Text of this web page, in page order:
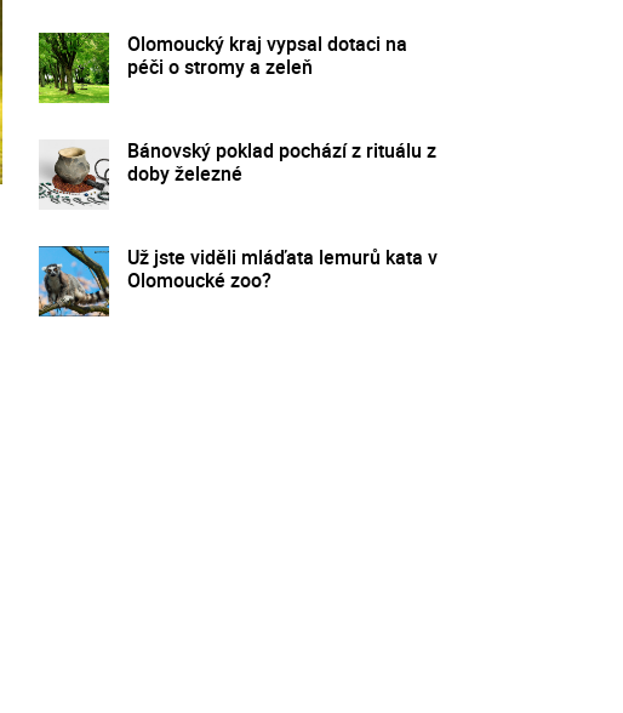
Olomoucký kraj vypsal dotaci na
péči o stromy a zeleň
Bánovský poklad pochází z rituálu z
doby železné
Už jste viděli mláďata lemurů kata v
Olomoucké zoo?